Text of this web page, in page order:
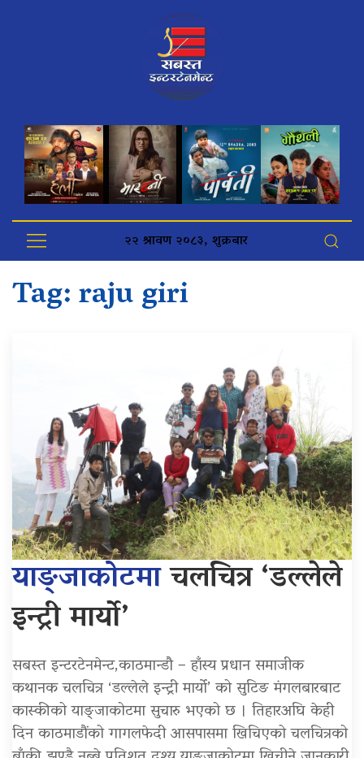
२२ श्रावण २०८३, शुक्रबार
Tag:raju giri
याङ्जाकोटमाचलचित्र ‘डल्लेले
इन्ट्री मार्याे’
सबस्त इन्टरटेनमेन्ट,काठमान्डौ – हाँस्य प्रधान समाजीक
कथानक चलचित्र ‘डल्लेले इन्ट्री मार्याे’ को सुटिङ मंगलबारबाट
कास्कीको याङ्जाकोटमा सुचारु भएको छ । तिहारअघि केही
दिन काठमाडौंको गागलफेदी आसपासमा खिचिएको चलचित्रको